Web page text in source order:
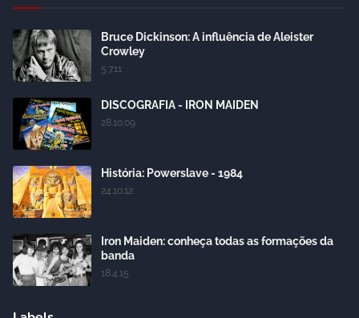
Bruce Dickinson: A influência de Aleister
Crowley
5.7.11
DISCOGRAFIA - IRON MAIDEN
28.10.09
História: Powerslave - 1984
24.10.12
Iron Maiden: conheça todas as formações da
banda
18.4.15